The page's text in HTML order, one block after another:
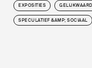
EXPOSITIES
SPECULATIEF &AMP; SOCIAAL